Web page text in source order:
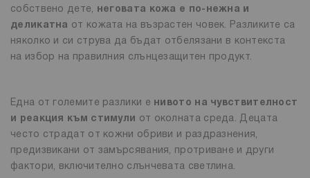
собствено дете,
неговата кожа е по-нежна и
деликатна от кожата на възрастен човек. Разликите са
няколко и си струва да бъдат отбелязани в контекста
на избор на правилния слънцезащитен продукт.
Една от големите разлики е
нивото на чувствителност
и реакция към стимули
от околната среда. Децата
често страдат от кожни обриви и раздразнения,
предизвикани от замърсявания, протриване и други
фактори, включително слънчевата светлина.